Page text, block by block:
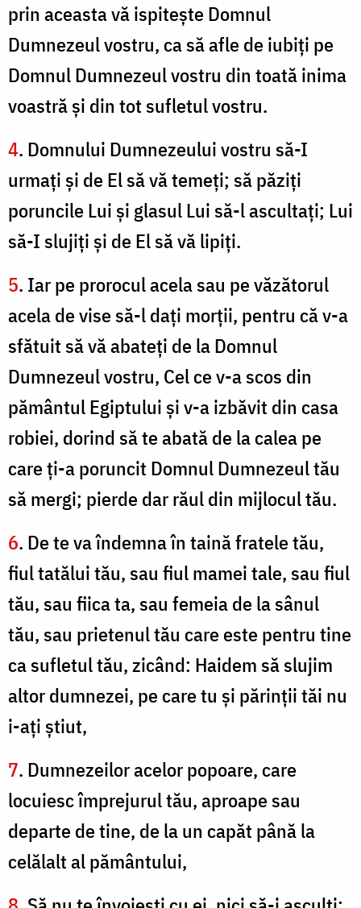
prin aceasta vă ispiteşte Domnul
Dumnezeul vostru, ca să afle de iubiţi pe
Domnul Dumnezeul vostru din toată inima
voastră şi din tot sufletul vostru.
4. Domnului Dumnezeului vostru să-I
urmaţi şi de El să vă temeţi; să păziţi
poruncile Lui şi glasul Lui să-l ascultaţi; Lui
să-I slujiţi şi de El să vă lipiţi.
5. Iar pe prorocul acela sau pe văzătorul
acela de vise să-l daţi morţii, pentru că v-a
sfătuit să vă abateţi de la Domnul
Dumnezeul vostru, Cel ce v-a scos din
pământul Egiptului şi v-a izbăvit din casa
robiei, dorind să te abată de la calea pe
care ţi-a poruncit Domnul Dumnezeul tău
să mergi; pierde dar răul din mijlocul tău.
6. De te va îndemna în taină fratele tău,
fiul tatălui tău, sau fiul mamei tale, sau fiul
tău, sau fiica ta, sau femeia de la sânul
tău, sau prietenul tău care este pentru tine
ca sufletul tău, zicând: Haidem să slujim
altor dumnezei, pe care tu şi părinţii tăi nu
i-aţi ştiut,
7. Dumnezeilor acelor popoare, care
locuiesc împrejurul tău, aproape sau
departe de tine, de la un capăt până la
celălalt al pământului,